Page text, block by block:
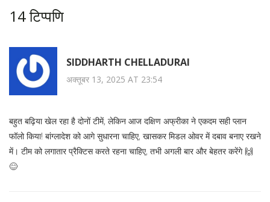
14 टिप्पणि
SIDDHARTH CHELLADURAI
अक्तूबर 13, 2025 AT 23:54
बहुत बढ़िया खेल रहा है दोनों टीमें, लेकिन आज दक्षिण अफ्रीका ने एकदम सही प्लान
फॉलो किया! बांग्लादेश को आगे सुधारना चाहिए, खासकर मिडल ओवर में दबाव बनाए रखने
में। टीम को लगातार प्रैक्टिस करते रहना चाहिए, तभी अगली बार और बेहतर करेंगे 🙌
😊